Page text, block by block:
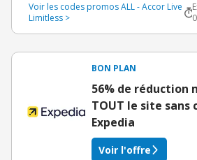
Voir les codes promos ALL - Accor Live
Limitless >
BON PLAN
56% de réduction
TOUT le site sans
Expedia
Voir l'offre